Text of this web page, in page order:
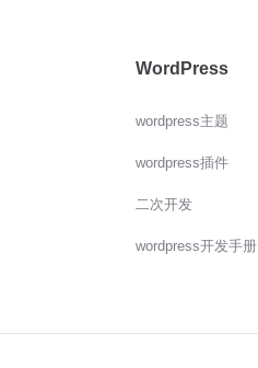
WordPress
wordpress主题
wordpress插件
二次开发
wordpress开发手册